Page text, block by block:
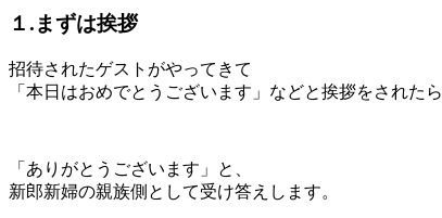
１.まずは挨拶
招待されたゲストがやってきて
「本日はおめでとうございます」などと挨拶をされたら
「ありがとうございます」と、
新郎新婦の親族側として受け答えします。